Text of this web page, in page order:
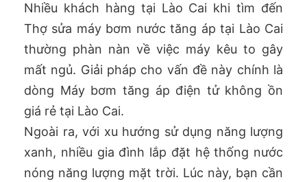
Nhiều khách hàng tại Lào Cai khi tìm đến
Thợ sửa máy bơm nước tăng áp tại Lào Cai
thường phàn nàn về việc máy kêu to gây
mất ngủ. Giải pháp cho vấn đề này chính là
dòng Máy bơm tăng áp điện tử không ồn
giá rẻ tại Lào Cai.
Ngoài ra, với xu hướng sử dụng năng lượng
xanh, nhiều gia đình lắp đặt hệ thống nước
nóng năng lượng mặt trời. Lúc này, bạn cần